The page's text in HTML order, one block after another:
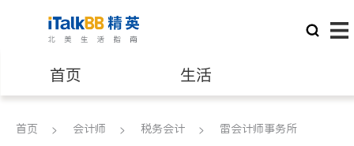
首页 生活
医生 律师
首页 会计师 税务会计 雷会计师事务所